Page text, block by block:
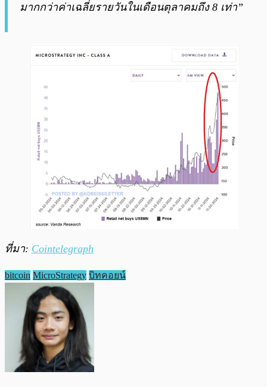
มากกว่าค่าเฉลี่ยรายวันในเดือนตุลาคมถึง 8 เท่า”
ที่มา: Cointelegraph
bitcoin MicroStrategy บิทคอยน์